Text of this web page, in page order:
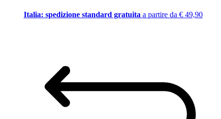
Italia: spedizione standard gratuita a partire da € 49,90